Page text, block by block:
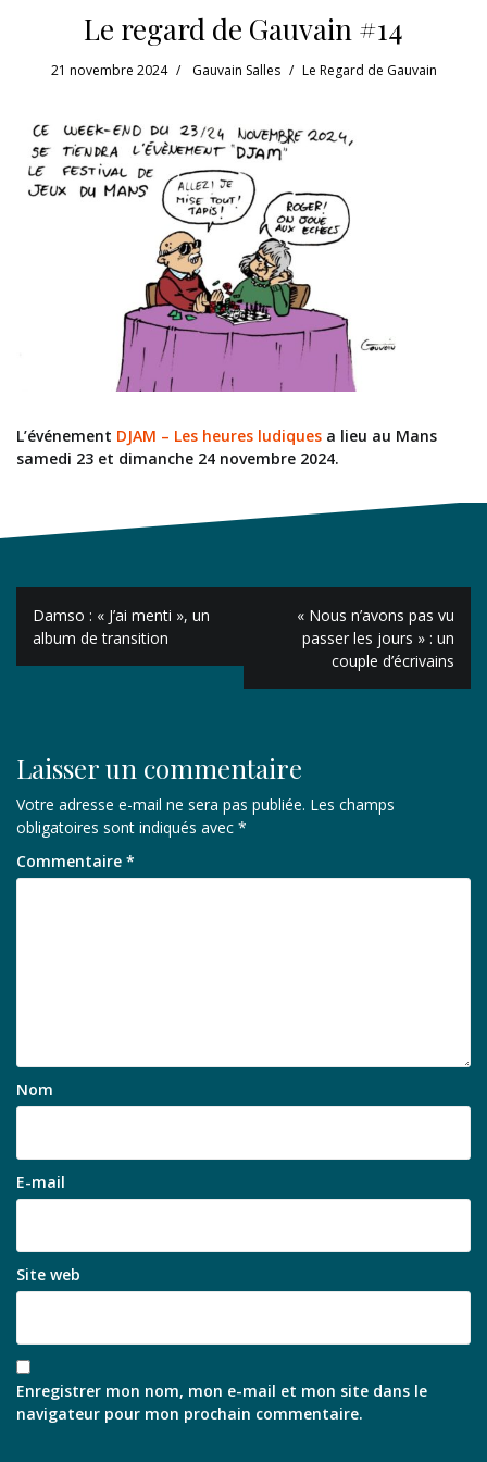
Le regard de Gauvain #14
21 novembre 2024 Gauvain Salles Le Regard de Gauvain
L’événement DJAM – Les heures ludiques a lieu au Mans
samedi 23 et dimanche 24 novembre 2024.
Navigation
de
l’article
Damso : « J’ai menti », un
album de transition
« Nous n’avons pas vu
passer les jours » : un
couple d’écrivains
Laisser un commentaire
Votre adresse e-mail ne sera pas publiée. Les champs
obligatoires sont indiqués avec *
Commentaire *
Nom
E-mail
Site web
Enregistrer mon nom, mon e-mail et mon site dans le
navigateur pour mon prochain commentaire.